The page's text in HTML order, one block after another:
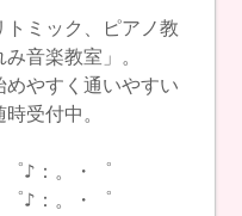
ミック、ピアノ教
音楽教室」。
めやすく通いやすい
受付中。
♪：。・゜
♪：。・゜